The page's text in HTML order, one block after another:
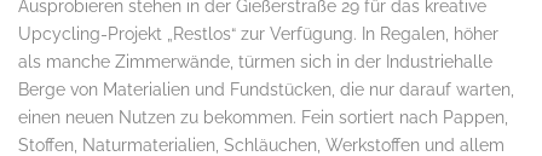
Ausprobieren stehen in der Gießerstraße 29 für das kreative
Upcycling-Projekt „Restlos“ zur Verfügung. In Regalen, höher
als manche Zimmerwände, türmen sich in der Industriehalle
Berge von Materialien und Fundstücken, die nur darauf warten,
einen neuen Nutzen zu bekommen. Fein sortiert nach Pappen,
Stoffen, Naturmaterialien, Schläuchen, Werkstoffen und allem